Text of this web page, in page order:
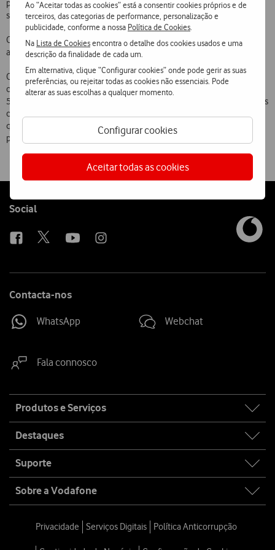
Ao “Aceitar todas as cookies” está a consentir cookies próprios e de
terceiros, das categorias de performance, personalização e
publicidade, conforme a nossa Política de Cookies
Na Lista de Cookiesencontra o detalhe dos cookies usados e uma
descrição da finalidade de cada um.
Em alternativa, clique “Configurar cookies” onde pode gerir as suas
preferências, ou rejeitar todas as cookies não essenciais. Pode
alterar as suas escolhas a qualquer momento.
Configurar cookies
Aceitar todas as cookies
particulares como verificar, remotamente bens pessoais, ou
simplesmente saber se está tudo bem em casa.
O acesso às imagens é restringido por login e password, sendo
assegurada a confidencialidade de todos os conteúdos.
O Wireless SafePack é comercializado através de um pacote base
com tudo incluído, sem investimento inicial e uma mensalidade de
53,80 euros, durante 24 meses. O pacote completo engloba os vários
componentes da solução: câmara, router, placa de dados e serviço, o
qual inclui as licenças de visualização e volume de tráfego suficiente
para uma utilização normal da solução.
Follow
Social
Contacta-nos
WhatsApp Webchat
Fala connosco
map
Produtos e Serviços
Destaques
Suporte
Sobre a Vodafone
Privacidade Serviços Digitais Política Anticorrupção